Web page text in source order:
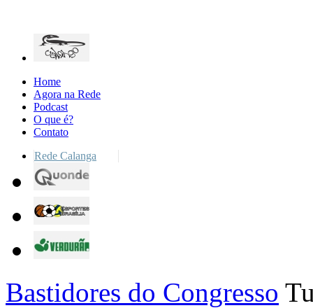
Home
Agora na Rede
Podcast
O que é?
Contato
Rede Calanga
Bastidores do Congresso